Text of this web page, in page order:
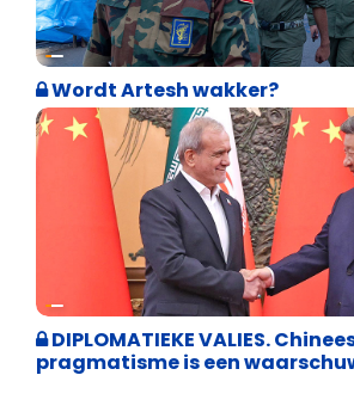
Weekblad 't Pallieterke
Wordt Artesh wakker?
Weekblad 't Pallieterke
DIPLOMATIEKE VALIES.
pragmatisme is een